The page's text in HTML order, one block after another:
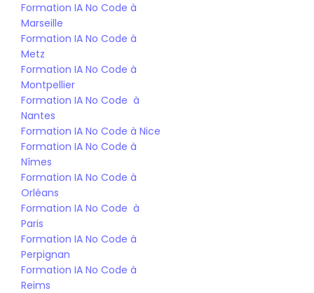
Formation IA No Code à
Marseille
Formation IA No Code à
Metz
Formation IA No Code à
Montpellier
Formation IA No Code  à
Nantes
Formation IA No Code à Nice
Formation IA No Code à
Nîmes
Formation IA No Code à
Orléans
Formation IA No Code  à
Paris
Formation IA No Code à
Perpignan
Formation IA No Code à
Reims